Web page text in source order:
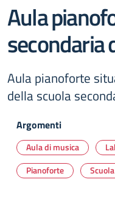
Aula
secondaria
Aula pianoforte
della scuola
Argomenti
Aula di musica
Pianoforte